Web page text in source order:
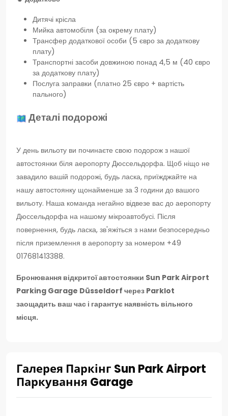
Дитячі крісла
Мийка автомобіля (за окрему плату)
Трансфер додаткової особи (5 євро за додаткову
плату)
Транспортні засоби довжиною понад 4,5 м (40 євро
за додаткову плату)
Послуга заправки (платно 25 євро + вартість
пального)
Деталі подорожі
У день вильоту ви починаєте свою подорож з нашої
автостоянки біля аеропорту Дюссельдорфа. Щоб ніщо не
завадило вашій подорожі, будь ласка, приїжджайте на
нашу автостоянку щонайменше за 3 години до вашого
вильоту. Наша команда негайно відвезе вас до аеропорту
Дюссельдорфа на нашому мікроавтобусі. Після
повернення, будь ласка, зв'яжіться з нами безпосередньо
після приземлення в аеропорту за номером +49
017681413388.
Бронювання відкритої автостоянки Sun Park Airport
Parking Garage Düsseldorf через Parklot
заощадить ваш час і гарантує наявність вільного
місця.
Галерея Паркінг Sun Park Airport
Паркування Garage